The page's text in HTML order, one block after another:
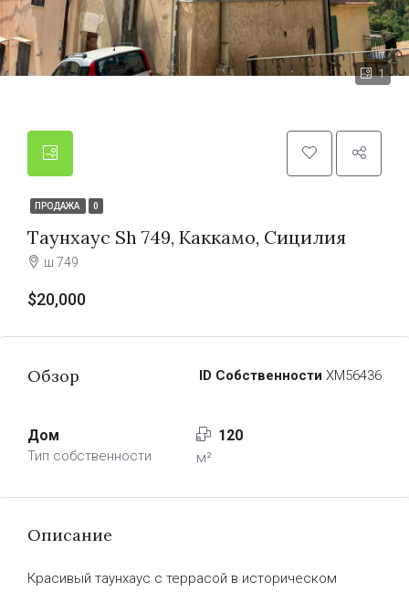
1
ПРОДАЖА 0
Таунхаус Sh 749, Каккамо, Сицилия
ш 749
$20,000
Обзор ID Собственности ХМ56436
Дом
Тип собственности
120
м²
Описание
Красивый таунхаус с террасой в историческом